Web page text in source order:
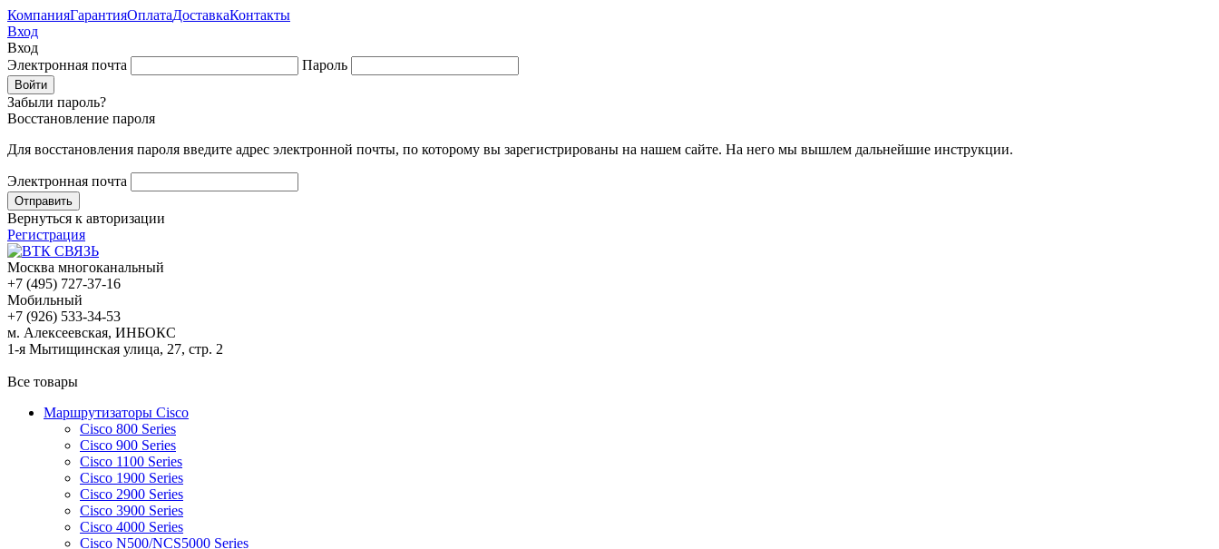
КомпанияГарантияОплатаДоставкаКонтакты
Вход
Вход
Электронная почта
Пароль
Забыли пароль?
Восстановление пароля
Для восстановления пароля введите адрес электронной почты, по которому вы зарегистрированы на нашем сайте. На него мы вышлем дальнейшие инструкции.
Электронная почта
Вернуться к авторизации
Регистрация
Москва многоканальный
+7 (495) 727-37-16
Мобильный
+7 (926) 533-34-53
м. Алексеевская, ИНБОКС
1-я Мытищинская улица, 27, стр. 2
Все товары
Маршрутизаторы Cisco
Cisco 800 Series
Cisco 900 Series
Cisco 1100 Series
Cisco 1900 Series
Cisco 2900 Series
Cisco 3900 Series
Cisco 4000 Series
Cisco N500/NCS5000 Series